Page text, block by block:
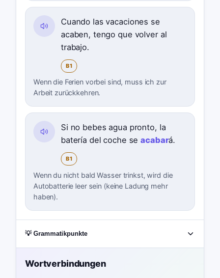
Cuando las vacaciones se
acaben, tengo que volver al
trabajo.
B1
Wenn die Ferien vorbei sind, muss ich zur
Arbeit zurückkehren.
Si no bebes agua pronto, la
batería del coche seacabará.
B1
Wenn du nicht bald Wasser trinkst, wird die
Autobatterie leer sein (keine Ladung mehr
haben).
💡 Grammatikpunkte
Wortverbindungen